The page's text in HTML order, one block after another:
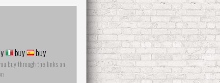
buy buy
buy through the links on